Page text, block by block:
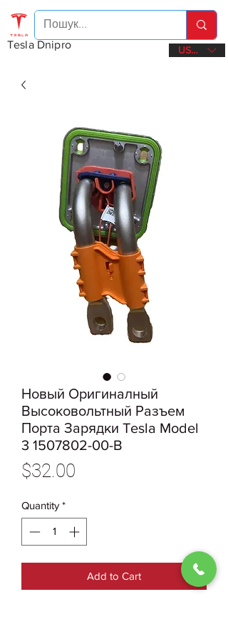
Tesla Dnipro USD ($)
Новый Оригиналный
Высоковольтный Разъем
Порта Зарядки Tesla Model
3 1507802-00-B
$32.00
Quantity *
Add to Cart